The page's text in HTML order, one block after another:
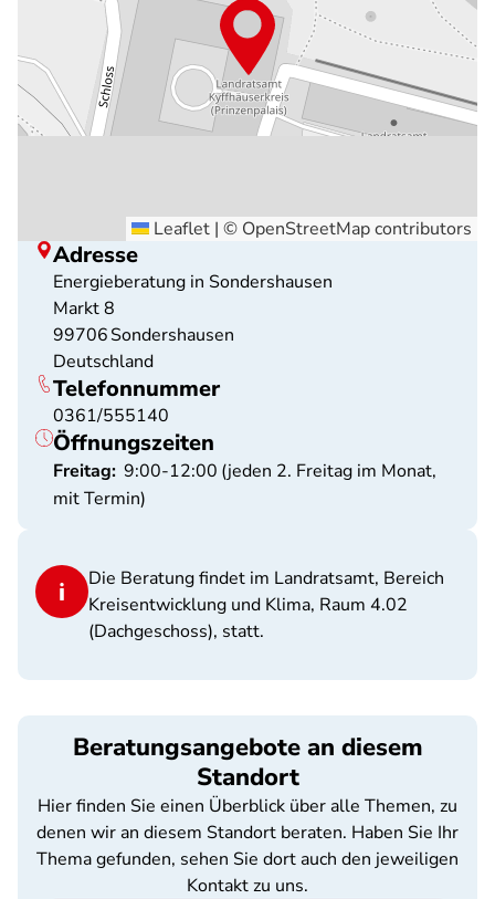
Leaflet | © OpenStreetMapcontributors
Adresse
Energieberatung in Sondershausen
Markt 8
99706Sondershausen
Deutschland
Telefonnummer
0361/555140
Öffnungszeiten
Freitag: 9:00-12:00 (jeden 2. Freitag im Monat,
mit Termin)
Die Beratung findet im Landratsamt, Bereich
Kreisentwicklung und Klima, Raum 4.02
(Dachgeschoss), statt.
Beratungsangebote an diesem
Standort
Hier finden Sie einen Überblick über alle Themen, zu
denen wir an diesem Standort beraten. Haben Sie Ihr
Thema gefunden, sehen Sie dort auch den jeweiligen
Kontakt zu uns.